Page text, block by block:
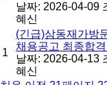
날짜: 2026-04-09
혜신
1
(긴급)삼동재가방
채용공고 최종합
날짜: 2026-04-13
혜신